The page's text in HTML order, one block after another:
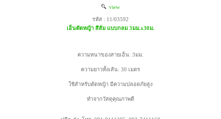
view
รหัส : 11/03592
เอ็นตัดหญ้า สีส้ม แบบกลม 3มม.x30ม.
ความหนาของสายเอ็น: 3มม.
ความยาวทั้งเส้น: 30 เมตร
ใช้สำหรับตัดหญ้า มีความปลอดภัยสูง
ทำจากวัสดุคุณภาพดี